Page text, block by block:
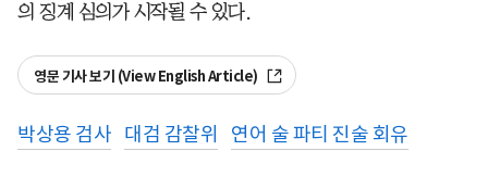
의 징계 심의가 시작될 수 있다.
영문 기사 보기 (View English Article)
박상용 검사 대검 감찰위 연어 술 파티 진술 회유